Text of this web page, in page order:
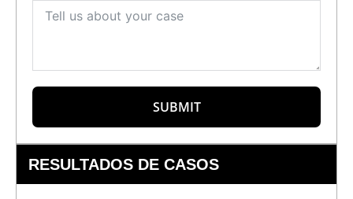
SUBMIT
RESULTADOS DE CASOS